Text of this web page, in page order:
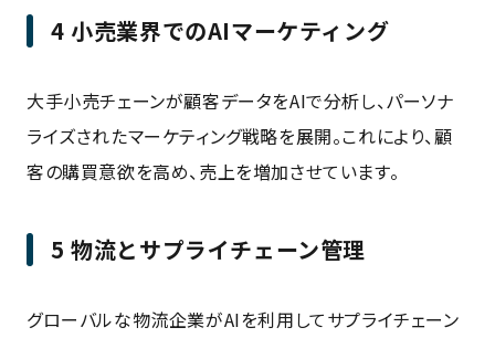
4 小売業界でのAIマーケティング
大手小売チェーンが顧客データをAIで分析し、パーソナ
ライズされたマーケティング戦略を展開。これにより、顧
客の購買意欲を高め、売上を増加させています。
5 物流とサプライチェーン管理
グローバルな物流企業がAIを利用してサプライチェーン